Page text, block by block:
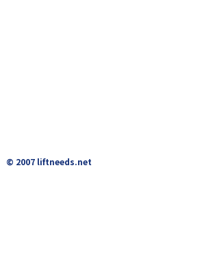
© 2007 liftneeds.net